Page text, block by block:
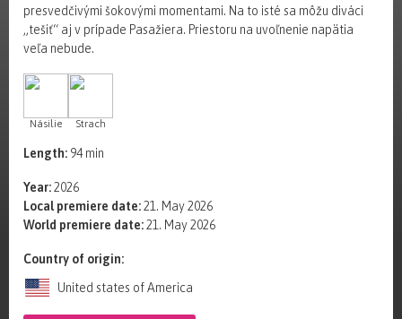
presvedčivými šokovými momentami. Na to isté sa môžu diváci
„tešiť“ aj v prípade Pasažiera. Priestoru na uvoľnenie napätia
veľa nebude.
Násilie Strach
Length: 94 min
Year:2026
Local premiere date:21. May 2026
World premiere date:21. May 2026
Country of origin:
United states of America